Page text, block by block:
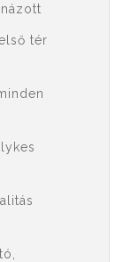
tér